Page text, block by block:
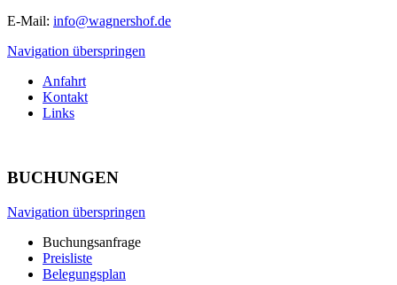
E-Mail: info@wagnershof.de
Navigation überspringen
Anfahrt
Kontakt
Links
BUCHUNGEN
Navigation überspringen
Buchungsanfrage
Preisliste
Belegungsplan